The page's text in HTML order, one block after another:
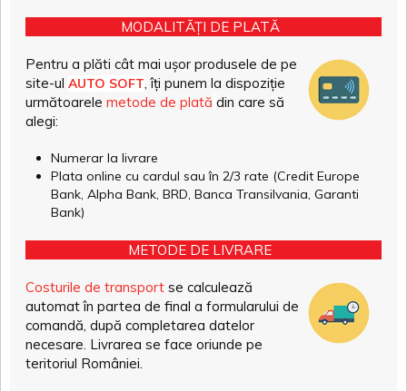
MODALITĂȚI DE PLATĂ
Pentru a plăti cât mai ușor produsele de pe
site-ul AUTO SOFT, îți punem la dispoziție
următoarele metode de plată din care să
alegi:
Numerar la livrare
Plata online cu cardul sau în 2/3 rate (Credit Europe
Bank, Alpha Bank, BRD, Banca Transilvania, Garanti
Bank)
METODE DE LIVRARE
Costurile de transport se calculează
automat în partea de final a formularului de
comandă, după completarea datelor
necesare. Livrarea se face oriunde pe
teritoriul României.